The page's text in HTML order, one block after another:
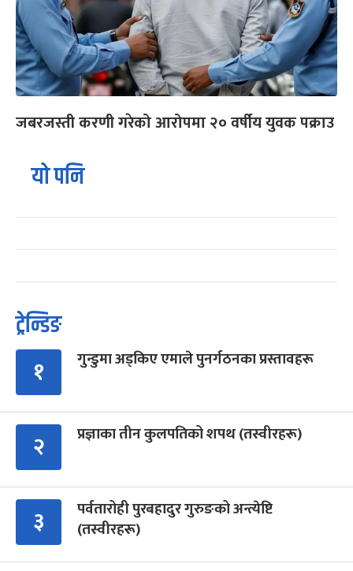
जबरजस्ती करणी गरेको आरोपमा २० वर्षीय युवक पक्राउ
यो पनि
ट्रेन्डिङ
१ गुन्डुमा अड्किए एमाले पुनर्गठनका प्रस्तावहरू
२ प्रज्ञाका तीन कुलपतिको शपथ (तस्वीरहरू)
३
पर्वतारोही पुरबहादुर गुरुङको अन्त्येष्टि
(तस्वीरहरू)